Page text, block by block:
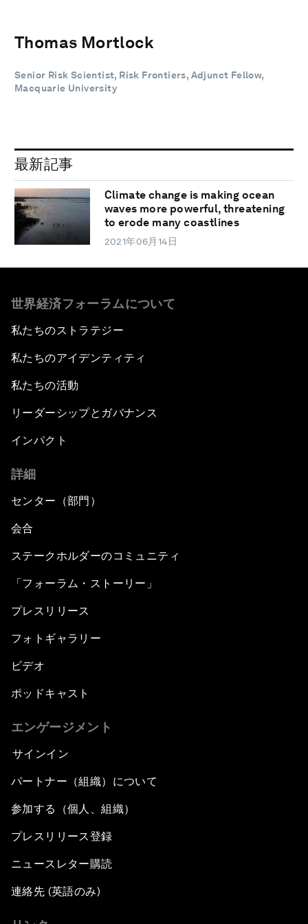
Thomas Mortlock
Senior Risk Scientist, Risk Frontiers, Adjunct Fellow,
Macquarie University
最新記事
Climate change is making ocean
waves more powerful, threatening
to erode many coastlines
2021年06月14日
世界経済フォーラムについて
私たちのストラテジー
私たちのアイデンティティ
私たちの活動
リーダーシップとガバナンス
インパクト
詳細
センター（部門）
会合
ステークホルダーのコミュニティ
「フォーラム・ストーリー」
プレスリリース
フォトギャラリー
ビデオ
ポッドキャスト
エンゲージメント
サインイン
パートナー（組織）について
参加する（個人、組織）
プレスリリース登録
ニュースレター購読
連絡先 (英語のみ)